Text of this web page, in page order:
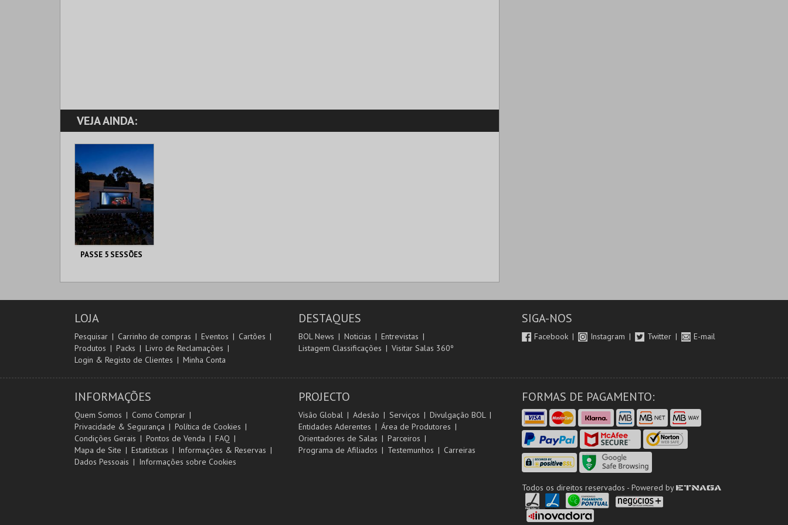
VEJA AINDA:
PASSE 5 SESSÕES
CAPITÓLIO.
AQUISIÇÃO
COMPRAR
LOJA
Pesquisar Carrinho de compras Eventos
Cartões
Produtos
Packs
Livro de Reclamações
Login & Registo de Clientes
Minha Conta
DESTAQUES
BOL News Noticias
Entrevistas
Listagem Classificações
Visitar Salas 360º
SIGA-NOS
Facebook Instagram Twitter E-mail
INFORMAÇÕES
Quem Somos
Como Comprar
Privacidade & Segurança
Política de Cookies
Condições Gerais
Pontos de Venda
FAQ
Mapa de Site
Estatísticas
Informações & Reservas
Dados Pessoais
Informações sobre Cookies
PROJECTO
Visão Global Adesão Serviços
Divulgação BOL
Entidades Aderentes
Área de Produtores
Orientadores de Salas
Parceiros
Programa de Afiliados
Testemunhos Carreiras
FORMAS DE PAGAMENTO:
Todos os direitos reservados - Powered by